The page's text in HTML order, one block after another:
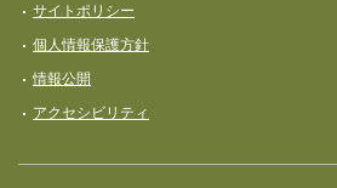
サイトポリシー
個人情報保護方針
情報公開
アクセシビリティ